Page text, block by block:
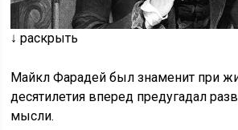
↓ раскрыть
Майкл Фарадей был знаменит при
десятилетия вперед предугадал
мысли.